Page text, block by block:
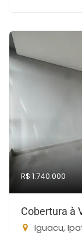
R$ 1.740.000
Cobertura à
Iguacu,